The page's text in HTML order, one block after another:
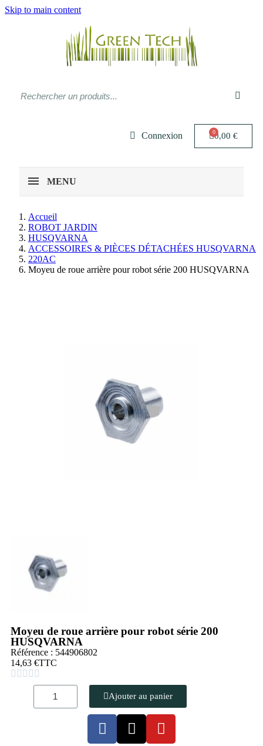
Skip to main content
Connexion 0,00 €
MENU
Accueil
ROBOT JARDIN
HUSQVARNA
ACCESSOIRES & PIÈCES DÉTACHÉES HUSQVARNA
220AC
Moyeu de roue arrière pour robot série 200 HUSQVARNA
Moyeu de roue arrière pour robot série 200
HUSQVARNA
Référence : 544906802
14,63 €TTC
    
Ajouter au panier